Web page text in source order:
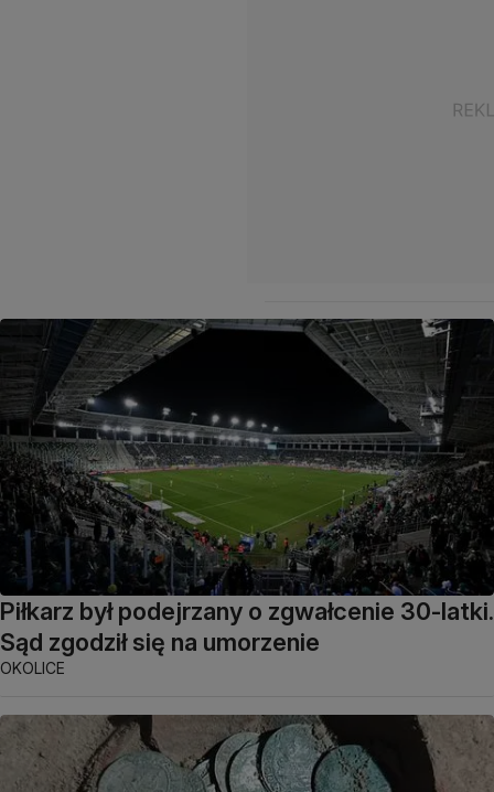
Piłkarz był podejrzany o zgwałcenie 30-latki.
Sąd zgodził się na umorzenie
OKOLICE